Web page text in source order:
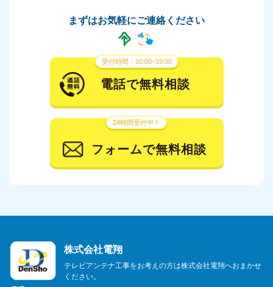
2024年3月
2024年1月
2023年12月
2023年11月
2023年10月
2023年6月
2023年5月
まずはお気軽にご連絡ください
受付時間：10:00~19:00
電話で無料相談
24時間受付中！
フォームで無料相談
株式会社電翔
テレビアンテナ工事をお考えの方は株式会社電翔へおまかせ
ください。